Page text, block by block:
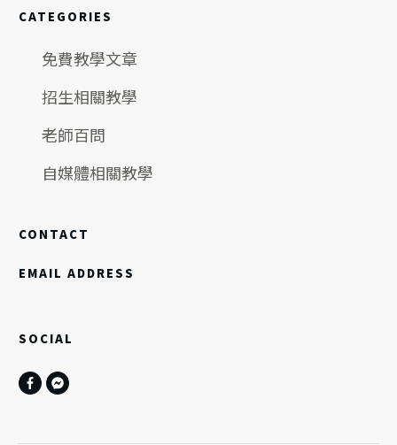
CATEGORIES
免費教學文章
招生相關教學
老師百問
自媒體相關教學
CONTACT
EMAIL ADDRESS
SOCIAL